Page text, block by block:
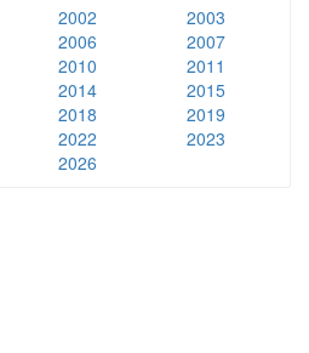
2002
2003
2006
2007
2010
2011
2014
2015
2018
2019
2022
2023
2026